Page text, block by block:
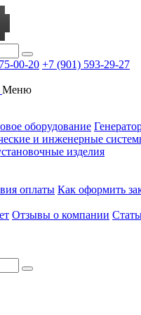
00-20 +7 (901) 593-29-27
Меню
оборудование
и инженерные
изделия
оплаты Как оформить
Отзывы о компании